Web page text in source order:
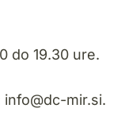
do 19.30 ure.
info@dc-mir.si.